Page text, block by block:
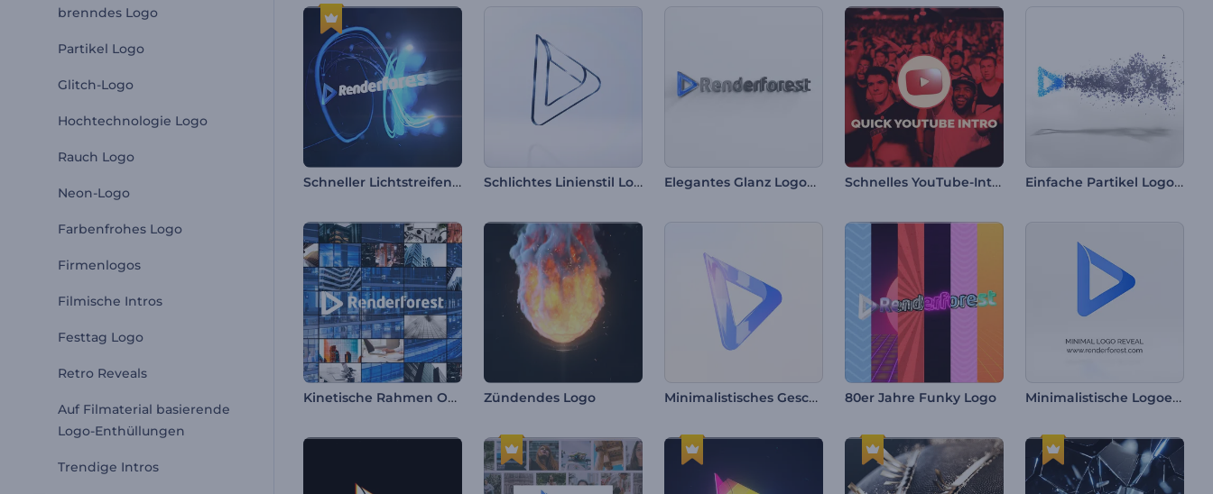
brenndes Logo
Partikel Logo
Glitch-Logo
Hochtechnologie Logo
Rauch Logo
Neon-Logo
Farbenfrohes Logo
Firmenlogos
Filmische Intros
Festtag Logo
Retro Reveals
Auf Filmaterial basierende
Logo-Enthüllungen
Trendige Intros
Schneller Lichtstreifen-Logo Schlichtes Linienstil Logo Elegantes Glanz Logoanimation Schnelles YouTube-Intro Einfache Partikel Logoanimation
Kinetische Rahmen Opener Zündendes Logo Minimalistisches Geschäftslogo-Reveal 80er Jahre Funky Logo Minimalistische Logoenthüllung